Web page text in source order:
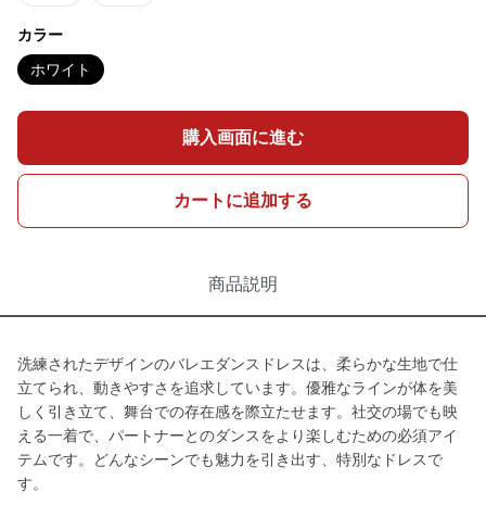
カラー
ホワイト
購入画面に進む
カートに追加する
商品説明
洗練されたデザインのバレエダンスドレスは、柔らかな生地で仕
立てられ、動きやすさを追求しています。優雅なラインが体を美
しく引き立て、舞台での存在感を際立たせます。社交の場でも映
える一着で、パートナーとのダンスをより楽しむための必須アイ
テムです。どんなシーンでも魅力を引き出す、特別なドレスで
す。